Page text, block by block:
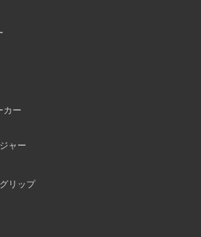
カー
ャー
リップ